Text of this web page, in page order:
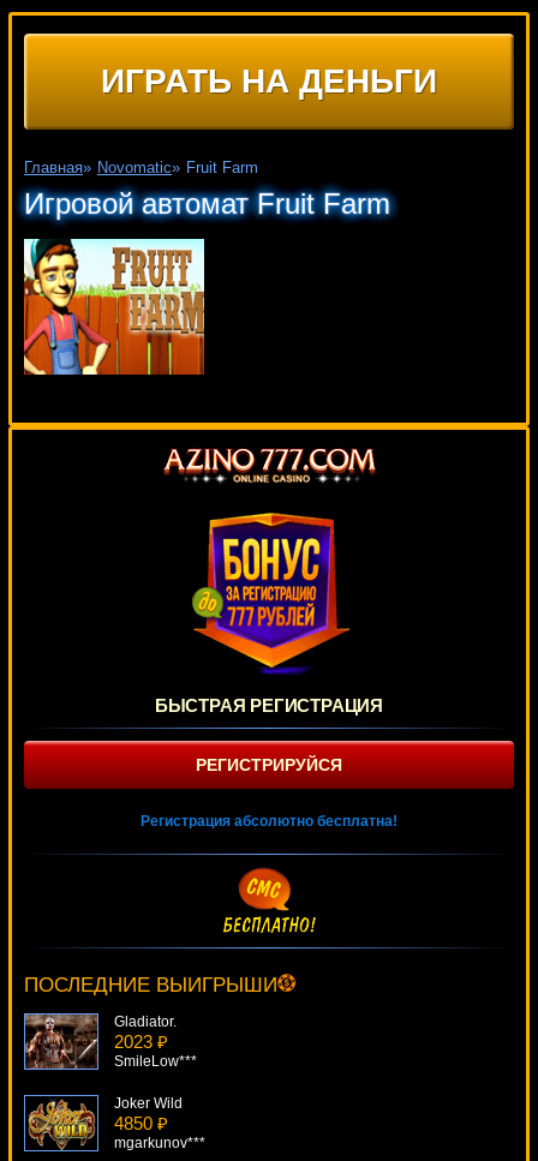
ИГРАТЬ НА ДЕНЬГИ
Главная» Novomatic» Fruit Farm
Игровой автомат Fruit Farm
БЫСТРАЯ РЕГИСТРАЦИЯ
РЕГИСТРИРУЙСЯ
Регистрация абсолютно бесплатна!
ПОСЛЕДНИЕ ВЫИГРЫШИ
ivan-lev***
Gladiator.
2023 ₽
SmileLow***
Joker Wild
4850 ₽
mgarkunov***